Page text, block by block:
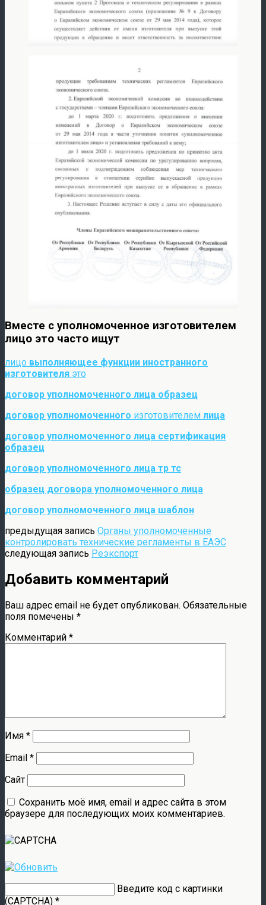
Вместе с уполномоченное изготовителем
лицо это часто ищут
лицо выполняющее функции иностранного
изготовителя это
договор уполномоченного лица образец
договор уполномоченного изготовителем лица
договор уполномоченного лица сертификация
образец
договор уполномоченного лица тр тс
образец договора уполномоченного лица
договор уполномоченного лица шаблон
предыдущая запись Органы уполномоченные
контролировать технические регламенты в ЕАЭС
следующая запись Реэкспорт
Добавить комментарий
Ваш адрес email не будет опубликован. Обязательные
поля помечены *
Комментарий *
Имя *
Email *
Сайт
Сохранить моё имя, email и адрес сайта в этом
браузере для последующих моих комментариев.
Введите код с картинки
(CAPTCHA) *